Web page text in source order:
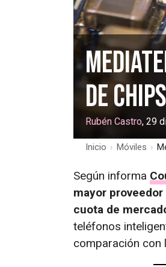
de
Rubén Castro, 29
Inicio › Móviles ›
Según informa
mayor
cuota de
teléfonos
comparación con